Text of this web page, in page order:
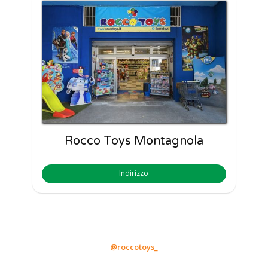
Rocco Toys Montagnola
Indirizzo
@roccotoys_